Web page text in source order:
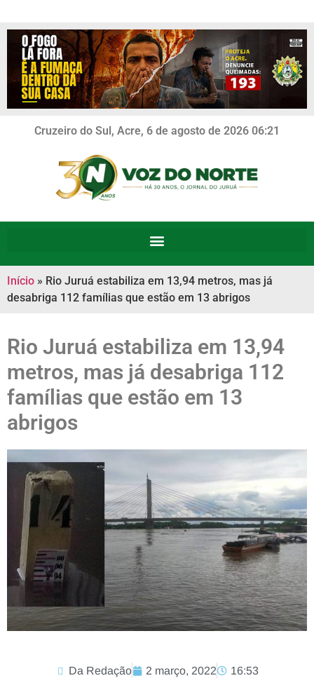
Cruzeiro do Sul, Acre, 6 de agosto de 2026 06:21
Início » Rio Juruá estabiliza em 13,94 metros, mas já
desabriga 112 famílias que estão em 13 abrigos
Rio Juruá estabiliza em 13,94
metros, mas já desabriga 112
famílias que estão em 13
abrigos
Da Redação 2 março, 2022 16:53